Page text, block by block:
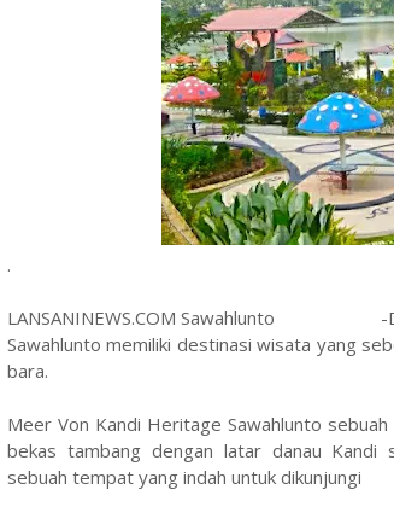
.
LANSANINEWS.COM Sawahlunto -
Sawahlunto memiliki destinasi wisata yang
bara.
Meer Von Kandi Heritage Sawahlunto
bekas tambang dengan latar danau Kandi
sebuah tempat yang indah untuk dikunjungi